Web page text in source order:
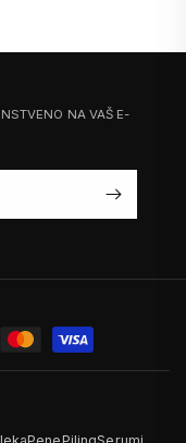
NA VAŠ E-
PenePilingSerumi